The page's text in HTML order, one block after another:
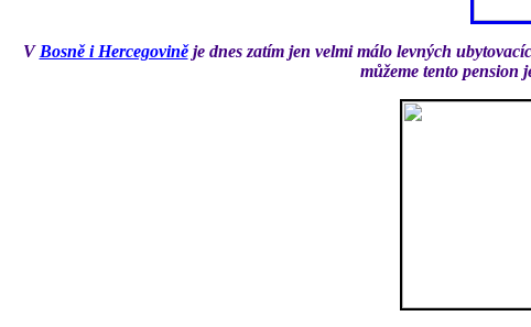
V Bosně i Hercegoviněje dnes zatím jen velmi málo levných
můžeme tento pension